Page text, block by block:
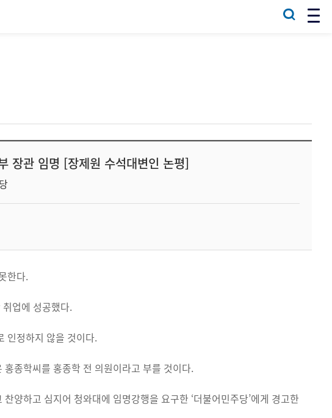
장관 임명 [장제원 수석대변인 논평]
한다.
업에 성공했다.
인정하지 않을 것이다.
종학씨를 홍종학 전 의원이라고 부를 것이다.
양하고 심지어 청와대에 임명강행을 요구한 ‘더불어민주당’에게 경고한